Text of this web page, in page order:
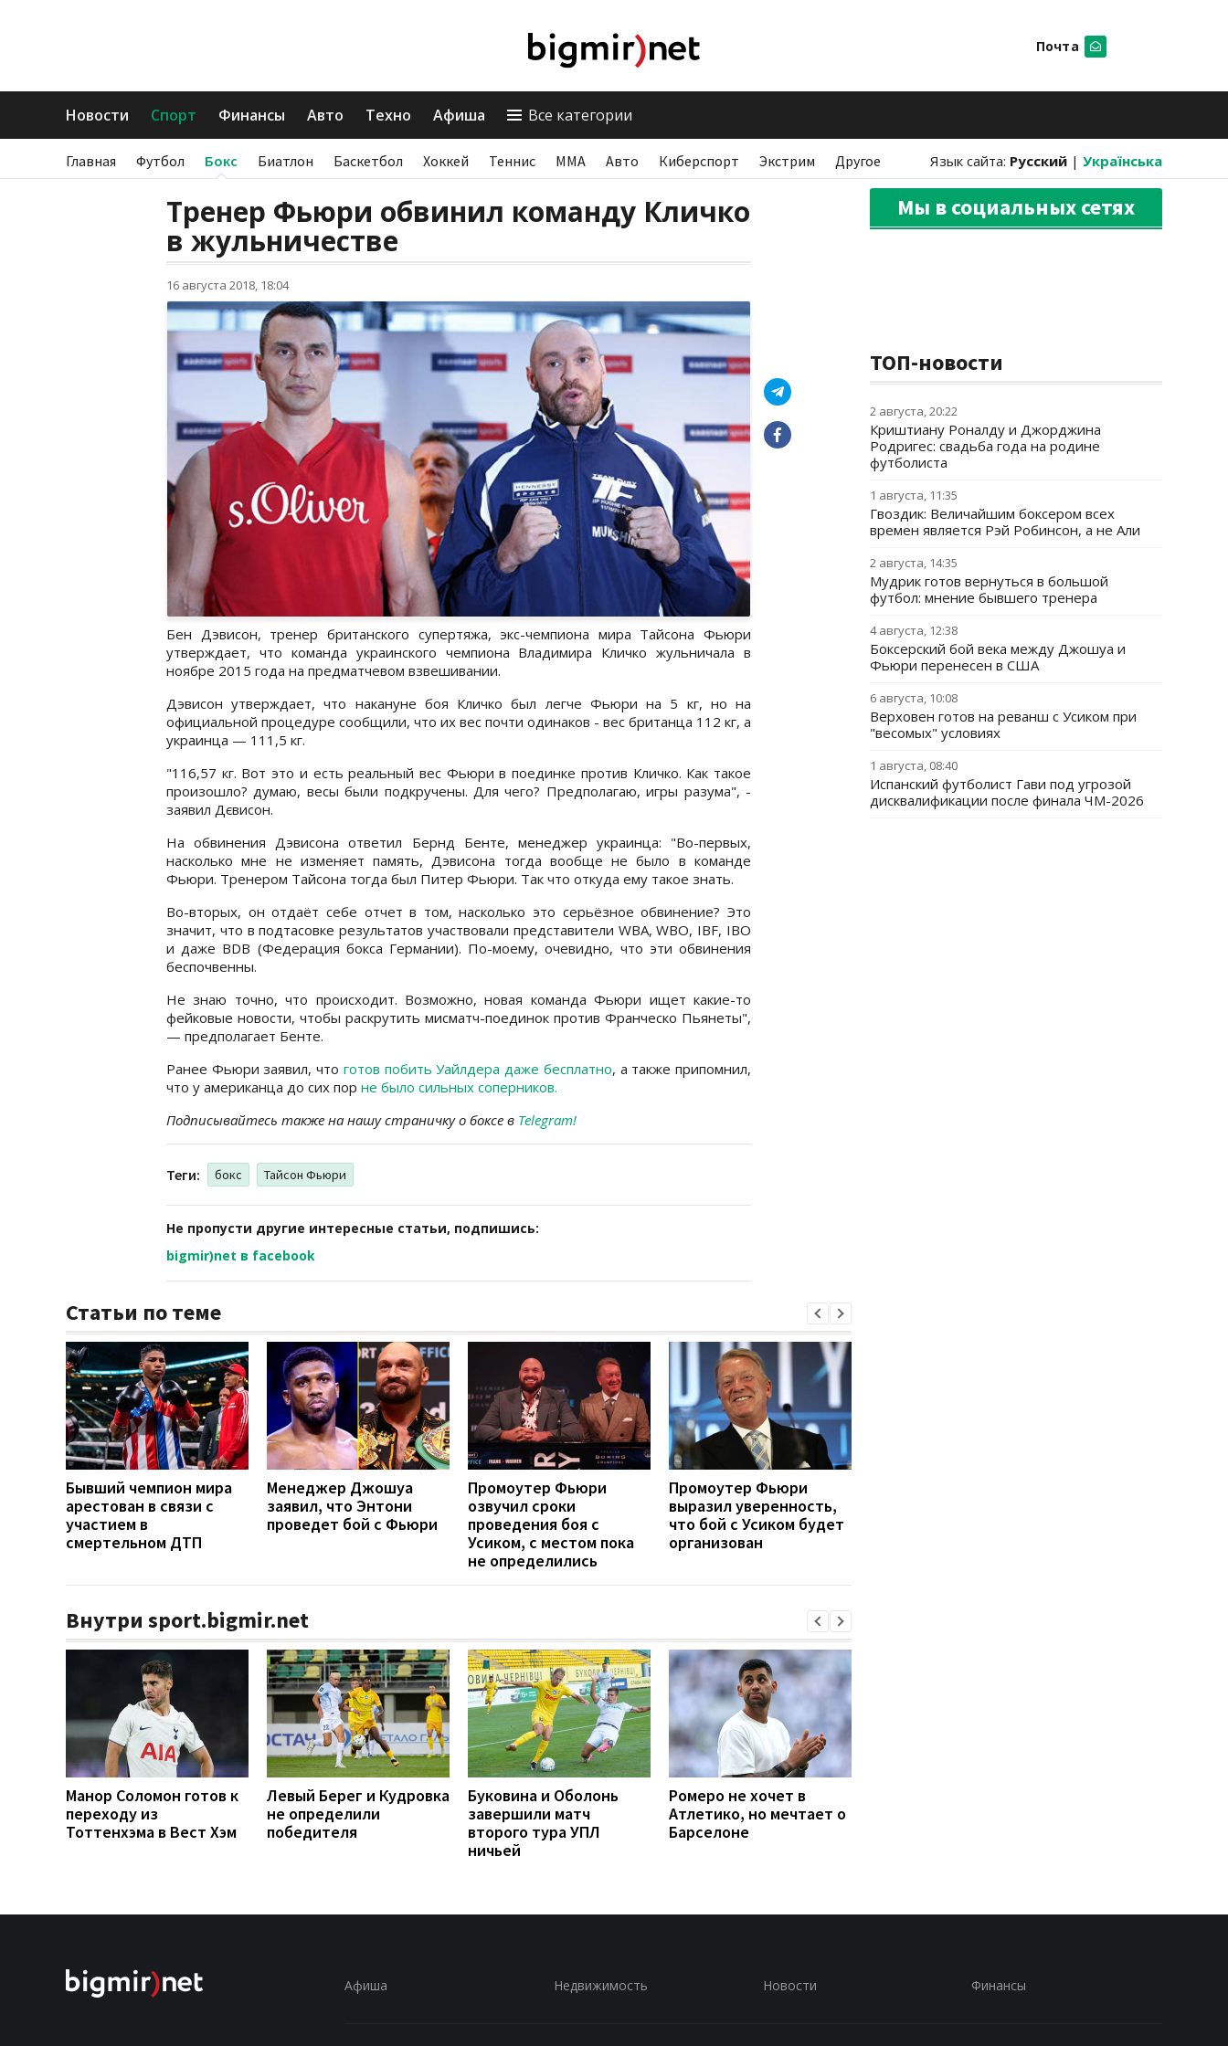
Почта
Новости Спорт Финансы Авто Техно Афиша Все категории
Главная Футбол Бокс Биатлон Баскетбол Хоккей Теннис ММА Авто Киберспорт Экстрим Другое Язык сайта: Русский | Українська
Тренер Фьюри обвинил команду Кличко
в жульничестве
16 августа 2018, 18:04
Бен Дэвисон, тренер британского супертяжа, экс-чемпиона мира Тайсона Фьюри
утверждает, что команда украинского чемпиона Владимира Кличко жульничала в
ноябре 2015 года на предматчевом взвешивании.
Дэвисон утверждает, что накануне боя Кличко был легче Фьюри на 5 кг, но на
официальной процедуре сообщили, что их вес почти одинаков - вес британца 112 кг, а
украинца — 111,5 кг.
"116,57 кг. Вот это и есть реальный вес Фьюри в поединке против Кличко. Как такое
произошло? думаю, весы были подкручены. Для чего? Предполагаю, игры разума", -
заявил Дєвисон.
На обвинения Дэвисона ответил Бернд Бенте, менеджер украинца: "Во-первых,
насколько мне не изменяет память, Дэвисона тогда вообще не было в команде
Фьюри. Тренером Тайсона тогда был Питер Фьюри. Так что откуда ему такое знать.
Во-вторых, он отдаёт себе отчет в том, насколько это серьёзное обвинение? Это
значит, что в подтасовке результатов участвовали представители WBA, WBO, IBF, IBO
и даже BDB (Федерация бокса Германии). По-моему, очевидно, что эти обвинения
беспочвенны.
Не знаю точно, что происходит. Возможно, новая команда Фьюри ищет какие-то
фейковые новости, чтобы раскрутить мисматч-поединок против Франческо Пьянеты",
— предполагает Бенте.
Ранее Фьюри заявил, что готов побить Уайлдера даже бесплатно, а также припомнил,
что у американца до сих пор не было сильных соперников.
Подписывайтесь также на нашу страничку о боксе в Telegram!
Теги: бокс Тайсон Фьюри
Не пропусти другие интересные статьи, подпишись:
bigmir)net в facebook
Статьи по теме
Бывший чемпион мира
арестован в связи с
участием в
смертельном ДТП
Менеджер Джошуа
заявил, что Энтони
проведет бой с Фьюри
Промоутер Фьюри
озвучил сроки
проведения боя с
Усиком, с местом пока
не определились
Промоутер Фьюри
выразил уверенность,
что бой с Усиком будет
организован
Внутри sport.bigmir.net
Манор Соломон готов к
переходу из
Тоттенхэма в Вест Хэм
Левый Берег и Кудровка
не определили
победителя
Буковина и Оболонь
завершили матч
второго тура УПЛ
ничьей
Ромеро не хочет в
Атлетико, но мечтает о
Барселоне
Мы в социальных сетях
ТОП-новости
2 августа, 20:22
Криштиану Роналду и Джорджина
Родригес: свадьба года на родине
футболиста
1 августа, 11:35
Гвоздик: Величайшим боксером всех
времен является Рэй Робинсон, а не Али
2 августа, 14:35
Мудрик готов вернуться в большой
футбол: мнение бывшего тренера
4 августа, 12:38
Боксерский бой века между Джошуа и
Фьюри перенесен в США
6 августа, 10:08
Верховен готов на реванш с Усиком при
"весомых" условиях
1 августа, 08:40
Испанский футболист Гави под угрозой
дисквалификации после финала ЧМ-2026
Афиша Недвижимость Новости Финансы